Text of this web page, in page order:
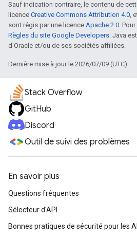
Sauf indication contraire, le contenu de
licence Creative Commons Attribution 4.0,
sont régis par une licence Apache 2.0.
Règles du site Google Developers. Java
d'Oracle et/ou de ses sociétés affiliées.
Dernière mise à jour le 2026/07/09 (UTC).
Stack Overflow
GitHub
Discord
Outil de suivi des problèmes
En savoir plus
Questions fréquentes
Sélecteur d'API
Bonnes pratiques de sécurité pour les